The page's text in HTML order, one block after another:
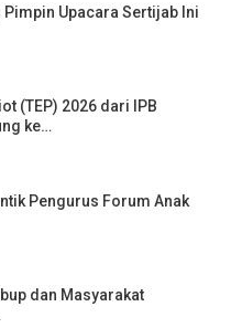
Upacara Sertijab Ini
(TEP) 2026 dari IPB
ke…
Pengurus Forum Anak
dan Masyarakat